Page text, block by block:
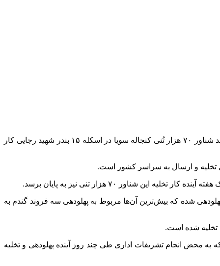
شناور ۷۰ هزار تُنی کنجاله سویا در اسکله ۱۵ بندر شهید رجایی کار
تخلیه و ارسال به سراسر کشور است.
آینده کار تخلیه این شناور ۷۰ هزار تنی نیز به پایان برسد.
شده که بیش‌ترین آن‌ها مربوط به پهلودهی سه فروند گندم به
تخلیه شده است.
به محض انجام تشریفات اداری طی چند روز آینده پهلودهی و تخلیه